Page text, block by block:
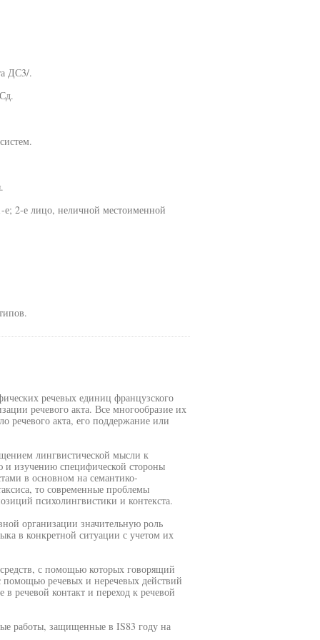
ДС3/.
2-е лицо, неличной местоименной
речевых единиц французского
речевого акта. Все многообразие их
речевого акта, его поддержание или
лингвистической мысли к
и изучению специфической стороны
в основном на семантико-
то современные проблемы
психолингвистики и контекста.
организации значительную роль
в конкретной ситуации с учетом их
с помощью которых говорящий
помощью речевых и неречевых действий
речевой контакт и переход к речевой
работы, защищенные в IS83 году на